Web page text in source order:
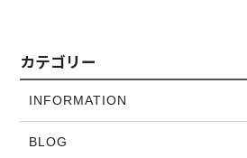
カテゴリー
INFORMATION
BLOG